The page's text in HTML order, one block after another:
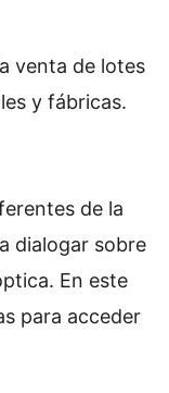
venta de lotes
y fábricas.
de la
dialogar sobre
En este
para acceder